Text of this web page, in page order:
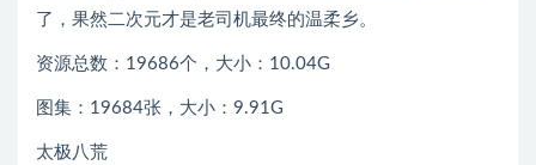
了，果然二次元才是老司机最终的温柔乡。
资源总数：19686个，大小：10.04G
图集：19684张，大小：9.91G
太极八荒